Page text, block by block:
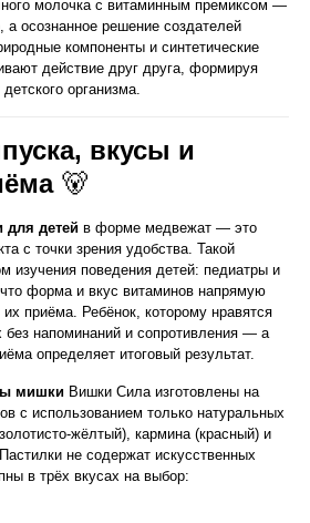
молочка с витаминным премиксом —
осознанное решение создателей
компоненты и синтетические
действие друг друга, формируя
организма.
вкусы и
🐻
для детей в форме медвежат — это
с точки зрения удобства. Такой
изучения поведения детей: педиатры и
форма и вкус витаминов напрямую
приёма. Ребёнок, которому нравятся
без напоминаний и сопротивления — а
определяет итоговый результат.
мишки Вишки Сила изготовлены на
с использованием только натуральных
жёлтый), кармина (красный) и
не содержат искусственных
в трёх вкусах на выбор: